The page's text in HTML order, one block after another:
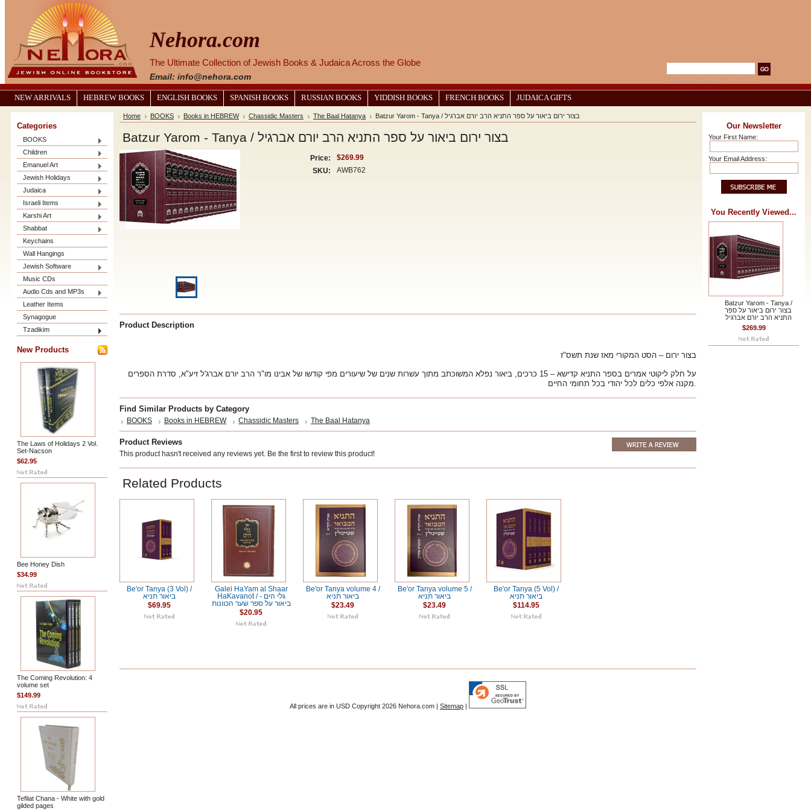
Nehora.com
The Ultimate Collection of Jewish Books & Judaica Across the Globe
Email: info@nehora.com
NEW ARRIVALS HEBREW BOOKS ENGLISH BOOKS SPANISH BOOKS RUSSIAN BOOKS YIDDISH BOOKS FRENCH BOOKS JUDAICA GIFTS
Categories
BOOKS
Children
Emanuel Art
Jewish Holidays
Judaica
Israeli Items
Karshi Art
Shabbat
Keychains
Wall Hangings
Jewish Software
Music CDs
Audio Cds and MP3s
Leather Items
Synagogue
Tzadikim
New Products
The Laws of Holidays 2 Vol.
Set-Nacson
$62.95
Bee Honey Dish
$34.99
The Coming Revolution: 4
volume set
$149.99
Tefilat Chana - White with gold
gilded pages
Home BOOKS Books in HEBREW Chassidic Masters The Baal Hatanya Batzur Yarom - Tanya / בצור ירום ביאור על ספר התניא הרב יורם אברגיל
Batzur Yarom - Tanya / בצור ירום ביאור על ספר התניא הרב יורם אברגיל
Price:
$269.99
SKU:
AWB762
Product Description
בצור ירום – הסט המקורי מאז שנת תשס"ז
על חלק ליקוטי אמרים בספר התניא קדישא –
ביאור נפלא המשוכתב מתוך עשרות שנים של שיעורים מפי קודשו של אבינו מו"ר הרב יורם אברג'ל זיע"א, סדרת הספרים
מקנה אלפי כלים לכל יהודי בכל תחומי החיים.
Find Similar Products by Category
BOOKS Books in HEBREW Chassidic Masters The Baal Hatanya
Product Reviews
This product hasn't received any reviews yet. Be the first to review this product!
Related Products
Be'or Tanya (3 Vol) /
ביאור תניא
$69.95
Galei HaYam al Shaar
HaKavanot / גלי הים -
ביאור על ספר שער הכוונות
$20.95
Be'or Tanya volume 4 /
ביאור תניא
$23.49
Be'or Tanya volume 5 /
ביאור תניא
$23.49
Be'or Tanya (5 Vol) /
ביאור תניא
$114.95
Our Newsletter
Your First Name:
Your Email Address:
You Recently Viewed...
Batzur Yarom - Tanya /
בצור ירום ביאור על ספר
התניא הרב יורם אברגיל
$269.99
All prices are in USD Copyright 2026 Nehora.com | Sitemap |